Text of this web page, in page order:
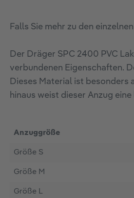
Falls Sie mehr zu den
Der Dräger SPC 2400 PVC
verbundenen Eigenschaften.
Dieses Material ist besonders
hinaus weist dieser Anzug
Anzuggröße
Größe S
Größe M
Größe L